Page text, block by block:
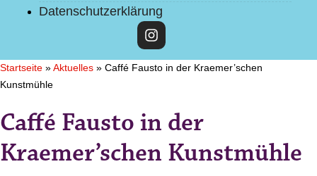
Datenschutzerklärung
Startseite » Aktuelles » Caffé Fausto in der Kraemer’schen
Kunstmühle
Caffé Fausto in der
Kraemer’schen Kunstmühle